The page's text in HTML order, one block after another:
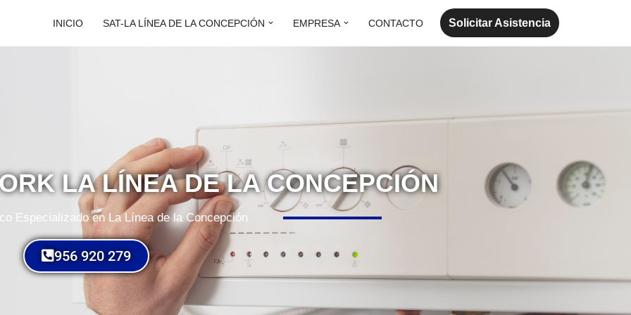
INICIO SAT-LA LÍNEA DE LA CONCEPCIÓN EMPRESA CONTACTO Solicitar Asistencia
LA LÍNEA DE LA CONCEPCIÓN
Especializado en La Línea de la Concepción
956 920 279